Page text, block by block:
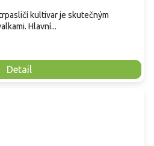
Detail
kultivar je skutečným
Hlavní...